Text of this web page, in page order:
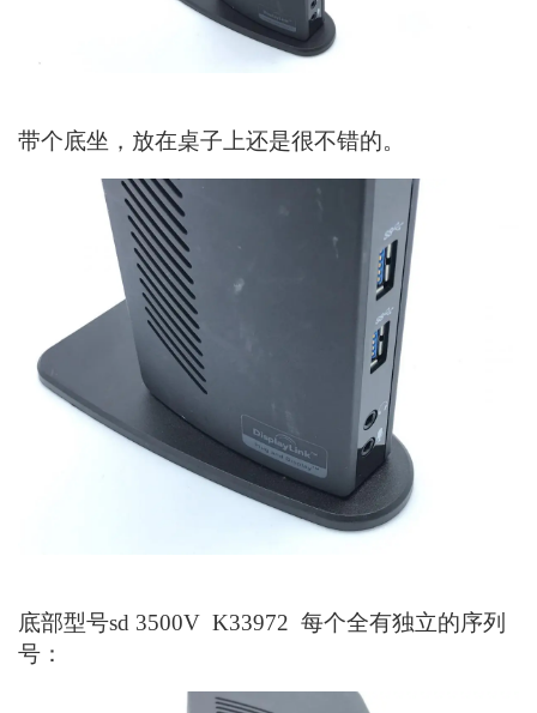
带个底坐，放在桌子上还是很不错的。
底部型号sd 3500V K33972 每个全有独立的序列
号：